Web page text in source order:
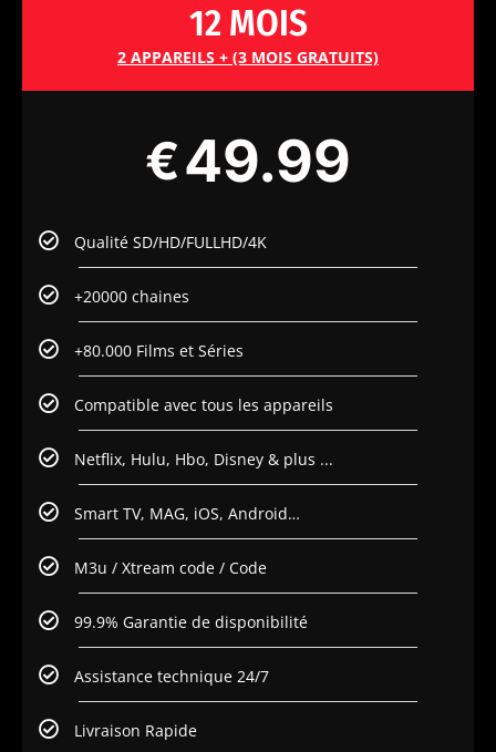
12 MOIS
2 APPAREILS + (3 MOIS GRATUITS)
€49.99
Qualité SD/HD/FULLHD/4K
+20000 chaines
+80.000 Films et Séries
Compatible avec tous les appareils
Netflix, Hulu, Hbo, Disney & plus ...
Smart TV, MAG, iOS, Android…
M3u / Xtream code / Code
99.9% Garantie de disponibilité
Assistance technique 24/7
Livraison Rapide